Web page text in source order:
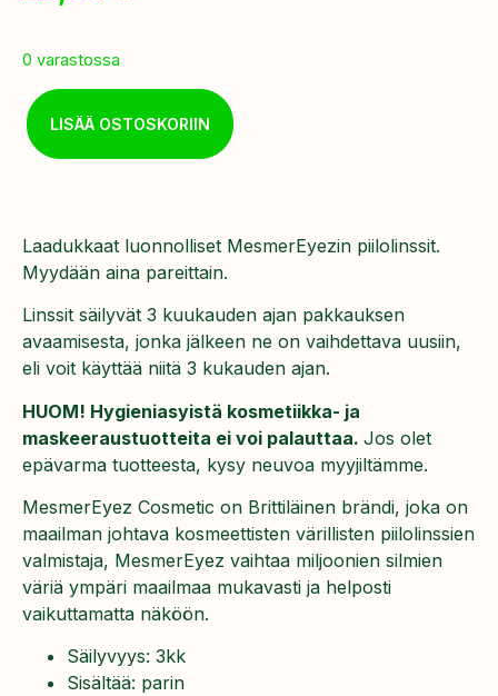
0 varastossa
LISÄÄ OSTOSKORIIN
Laadukkaat luonnolliset MesmerEyezin piilolinssit.
Myydään aina pareittain.
Linssit säilyvät 3 kuukauden ajan pakkauksen
avaamisesta, jonka jälkeen ne on vaihdettava uusiin,
eli voit käyttää niitä 3 kukauden ajan.
HUOM! Hygieniasyistä kosmetiikka- ja
maskeeraustuotteita ei voi palauttaa. Jos olet
epävarma tuotteesta, kysy neuvoa myyjiltämme.
MesmerEyez Cosmetic on Brittiläinen brändi, joka on
maailman johtava kosmeettisten värillisten piilolinssien
valmistaja, MesmerEyez vaihtaa miljoonien silmien
väriä ympäri maailmaa mukavasti ja helposti
vaikuttamatta näköön.
Säilyvyys: 3kk
Sisältää: parin